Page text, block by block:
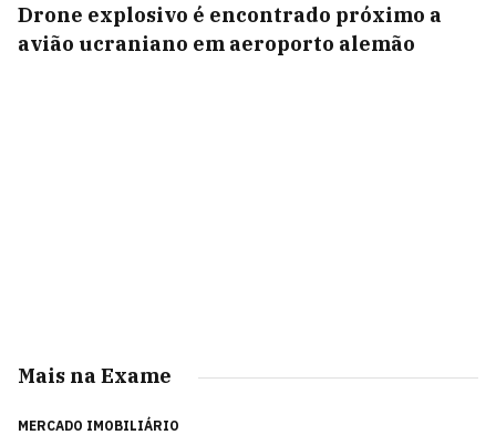
Drone explosivo é encontrado próximo a
avião ucraniano em aeroporto alemão
Mais na Exame
MERCADO IMOBILIÁRIO